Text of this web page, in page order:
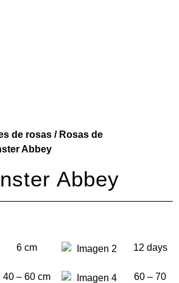
de rosas / Rosas de
Abbey
Abbey
6 cm 12 days
40 – 60 cm 60 – 70